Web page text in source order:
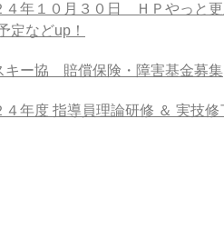
４年１０月３０日 ＨＰやっと更
などup！
キー協 賠償保険・障害基金募集
４年度 指導員理論研修 ＆ 実技修